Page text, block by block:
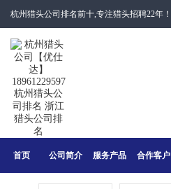
杭州猎头公司排名前十,专注猎头招聘22年！
首页 公司简介 服务产品 合作客户